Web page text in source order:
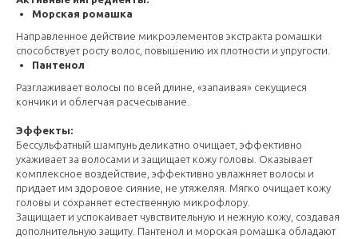
Морская ромашка
Направленное действие микроэлементов экстракта ромашки
способствует росту волос, повышению их плотности и упругости.
Пантенол
Разглаживает волосы по всей длине, «запаивая» секущиеся
кончики и облегчая расчесывание.
Эффекты:
Бессульфатный шампунь деликатно очищает, эффективно
ухаживает за волосами и защищает кожу головы. Оказывает
комплексное воздействие, эффективно увлажняет волосы и
придает им здоровое сияние, не утяжеляя. Мягко очищает кожу
головы и сохраняет естественную микрофлору.
Защищает и успокаивает чувствительную и нежную кожу, создавая
дополнительную защиту. Пантенол и морская ромашка обладают